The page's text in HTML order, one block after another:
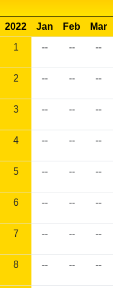
2022 Jan Feb Mar
1
-- -- --
2 -- -- --
3 -- -- --
4 -- -- --
5 -- -- --
6 -- -- --
7 -- -- --
8 -- -- --